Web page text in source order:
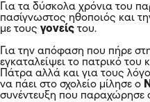
Για τα δύσκολα χρόνια του
πασίγνωστος ηθοποιός και
με τους γονείς του.
Για την απόφαση που πήρε
εγκαταλείψει το πατρικό του
Πάτρα αλλά και για τους
να πάει στο σχολείο μίλησε ο
συνέντευξη που παραχώρησε